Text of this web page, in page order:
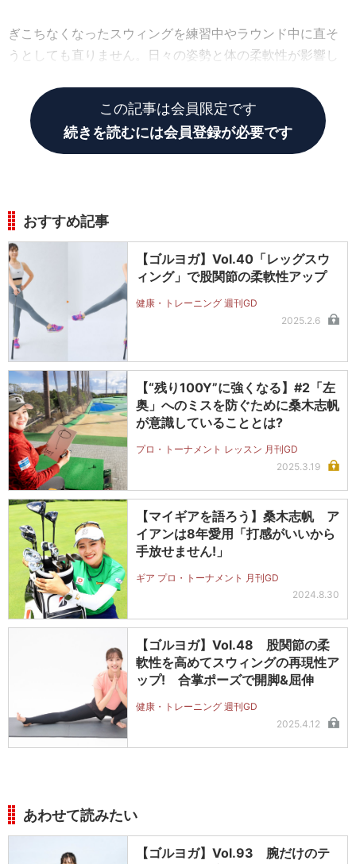
ぎこちなくなったスウィングを練習中やラウンド中に直そ
うとしても直りません。日々の姿勢と体の柔軟性が影響し
この記事は会員限定です
続きを読むには会員登録が必要です
おすすめ記事
【ゴルヨガ】Vol.40「レッグスウ
ィング」で股関節の柔軟性アップ
健康・トレーニング 週刊GD
2025.2.6
【“残り100Y”に強くなる】#2「左
奥」へのミスを防ぐために桑木志帆
が意識していることとは?
プロ・トーナメント レッスン 月刊GD
2025.3.19
【マイギアを語ろう】桑木志帆 ア
イアンは8年愛用「打感がいいから
手放せません!」
ギア プロ・トーナメント 月刊GD
2024.8.30
【ゴルヨガ】Vol.48 股関節の柔
軟性を高めてスウィングの再現性ア
ップ! 合掌ポーズで開脚&屈伸
健康・トレーニング 週刊GD
2025.4.12
あわせて読みたい
【ゴルヨガ】Vol.93 腕だけのテ